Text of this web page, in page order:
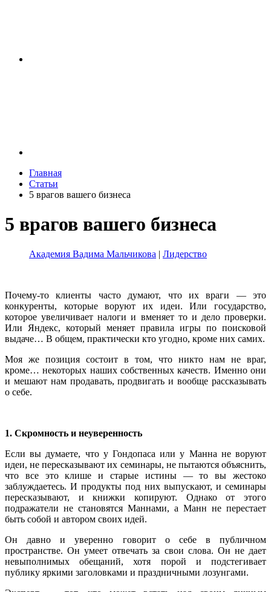
Главная
Статьи
5 врагов вашего бизнеса
5 врагов вашего бизнеса
Академия Вадима Мальчикова | Лидерство
Почему-то клиенты часто думают, что их враги — это
конкуренты, которые воруют их идеи. Или государство,
которое увеличивает налоги и вменяет то и дело проверки.
Или Яндекс, который меняет правила игры по поисковой
выдаче… В общем, практически кто угодно, кроме них самих.
Моя же позиция состоит в том, что никто нам не враг,
кроме… некоторых наших собственных качеств. Именно они
и мешают нам продавать, продвигать и вообще рассказывать
о себе.
1. Скромность и неуверенность
Если вы думаете, что у Гондопаса или у Манна не воруют
идеи, не пересказывают их семинары, не пытаются объяснить,
что все это клише и старые истины — то вы жестоко
заблуждаетесь. И продукты под них выпускают, и семинары
пересказывают, и книжки копируют. Однако от этого
подражатели не становятся Маннами, а Манн не перестает
быть собой и автором своих идей.
Он давно и уверенно говорит о себе в публичном
пространстве. Он умеет отвечать за свои слова. Он не дает
невыполнимых обещаний, хотя порой и подстегивает
публику яркими заголовками и праздничными лозунгами.